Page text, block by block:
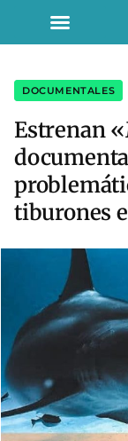
DOCUMENTALES
Estrenan
tiburones